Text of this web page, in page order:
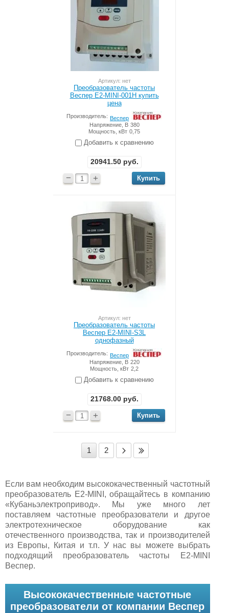
Артикул: нет
Преобразователь частоты
Веспер Е2-MINI-001Н купить
цена
Производитель: Веспер
Напряжение, В 380
Мощность, кВт 0,75
Добавить к сравнению
20941.50руб.
− +
Артикул: нет
Преобразователь частоты
Веспер Е2-MINI-S3L
однофазный
Производитель: Веспер
Напряжение, В 220
Мощность, кВт 2,2
Добавить к сравнению
21768.00руб.
− +
1 2
Если вам необходим высококачественный частотный
преобразователь E2-MINI, обращайтесь в компанию
«Кубаньэлектропривод». Мы уже много лет
поставляем частотные преобразователи и другое
электротехническое оборудование как
отечественного производства, так и производителей
из Европы, Китая и т.п. У нас вы можете выбрать
подходящий преобразователь частоты E2-MINI
Веспер.
Высококачественные частотные
преобразователи от компании Веспер